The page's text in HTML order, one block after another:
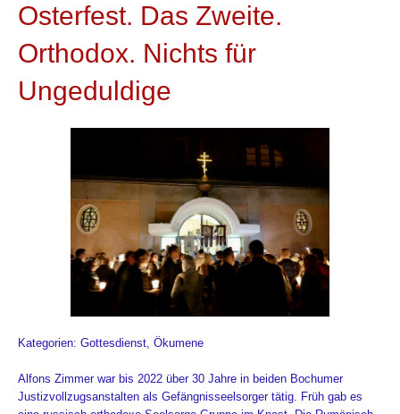
Osterfest. Das Zweite.
Orthodox. Nichts für
Ungeduldige
Kategorien: Gottesdienst, Ökumene
Alfons Zimmer war bis 2022 über 30 Jahre in beiden Bochumer
Justizvollzugsanstalten als Gefängnisseelsorger tätig. Früh gab es